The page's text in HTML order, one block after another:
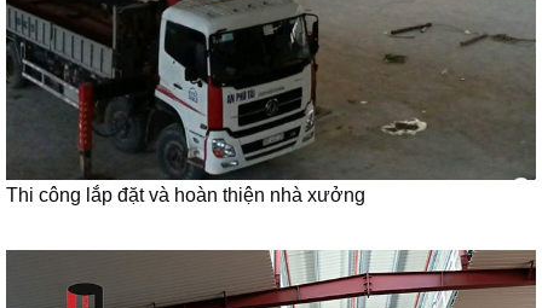
Thi công lắp đặt và hoàn thiện nhà xưởng